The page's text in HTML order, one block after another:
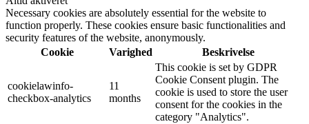
Necessary cookies are absolutely essential for the website to
function properly. These cookies ensure basic functionalities and
security features of the website, anonymously.
Cookie
Varighed Beskrivelse
cookielawinfo-
checkbox-analytics
11
months
This cookie is set by GDPR
Cookie Consent plugin. The
cookie is used to store the user
consent for the cookies in the
category "Analytics".